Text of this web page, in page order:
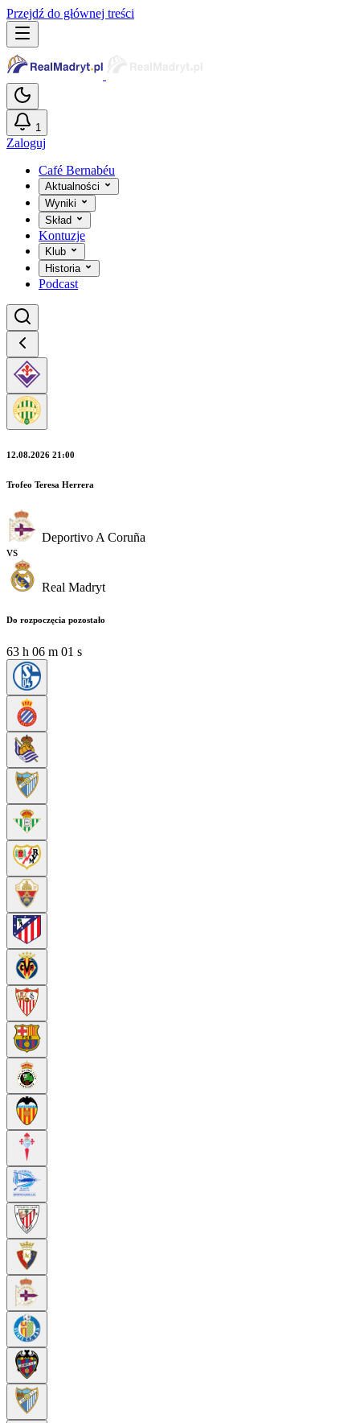
Przejdź do głównej treści
1
Zaloguj
Café Bernabéu
Aktualności
Wyniki
Skład
Kontuzje
Klub
Historia
Podcast
12.08.2026 21:00
Trofeo Teresa Herrera
Deportivo A Coruña
vs
Real Madryt
Do rozpoczęcia pozostało
63 h 06 m 00 s